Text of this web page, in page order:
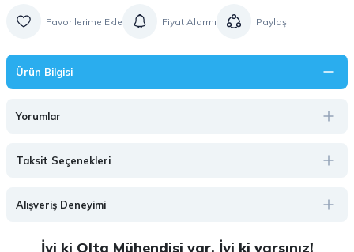
Fiyat Alarmı Paylaş
Ürün Bilgisi
Yorumlar
Taksit Seçenekleri
Alışveriş Deneyimi
İyi ki Olta Mühendisi var, İyi ki varsınız!